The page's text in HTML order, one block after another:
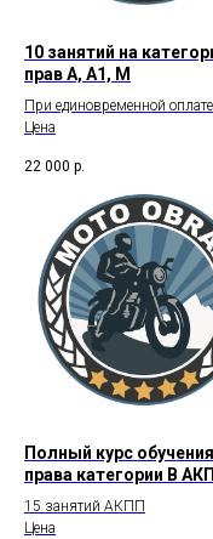
10 занятий на
прав А, А1, М
При единовременной оплате
Цена
22 000 р.
Полный курс
права категории В
15 занятий АКПП
Цена